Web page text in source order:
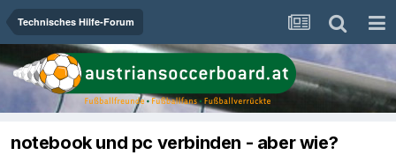
Technisches Hilfe-Forum
notebook und pc verbinden - aber wie?